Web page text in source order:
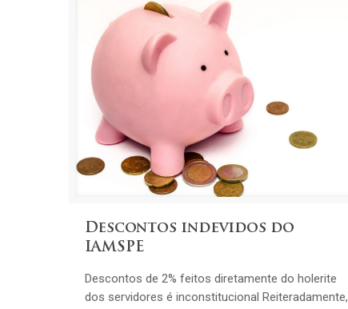
Descontos indevidos do
IAMSPE
Descontos de 2% feitos diretamente do holerite
dos servidores é inconstitucional Reiteradamente,